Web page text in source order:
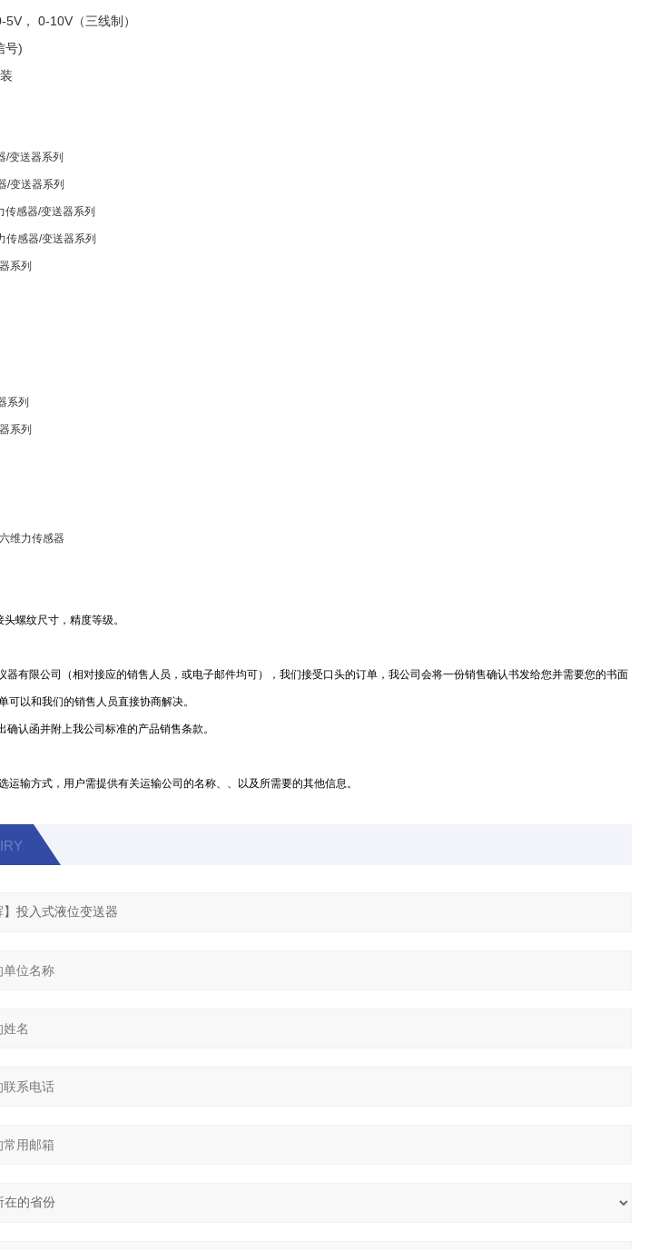
， 0-10V（三线制）
号)
/变送器系列
/变送器系列
传感器/变送器系列
传感器/变送器系列
系列
系列
系列
维力传感器
螺纹尺寸，精度等级。
器有限公司（相对接应的销售人员，或电子邮件均可），我们接受口头的订单，我公司会将一份销售确认书发给您并需要您的书面
以和我们的销售人员直接协商解决。
认函并附上我公司标准的产品销售条款。
输方式，用户需提供有关运输公司的名称、、以及所需要的其他信息。